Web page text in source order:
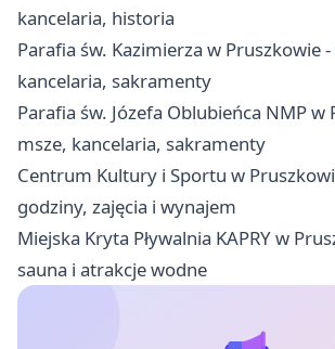
kancelaria, historia
Parafia św. Kazimierza w Pruszkowie -
kancelaria, sakramenty
Parafia św. Józefa Oblubieńca NMP w
msze, kancelaria, sakramenty
Centrum Kultury i Sportu w
godziny, zajęcia i wynajem
Miejska Kryta Pływalnia KAPRY w
sauna i atrakcje wodne